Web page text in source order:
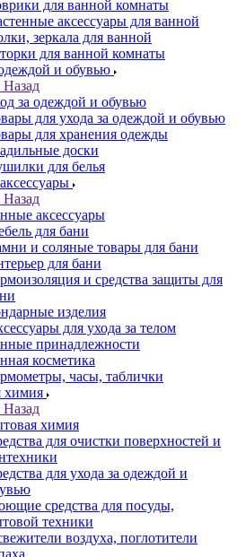
для ванной комнаты
аксессуары для ванной
зеркала для ванной
для ванной комнаты
и обувью
Назад
за одеждой и обувью
для ухода за одеждой и обувью
для хранения одежды
доски
для белья
Назад
аксессуары
для бани
и соляные товары для бани
для бани
и средства защиты для
изделия
для ухода за телом
принадлежности
косметика
часы, таблички
химия
Назад
химия
для очистки поверхностей и
для ухода за одеждой и
средства для посуды,
техники
воздуха, поглотители